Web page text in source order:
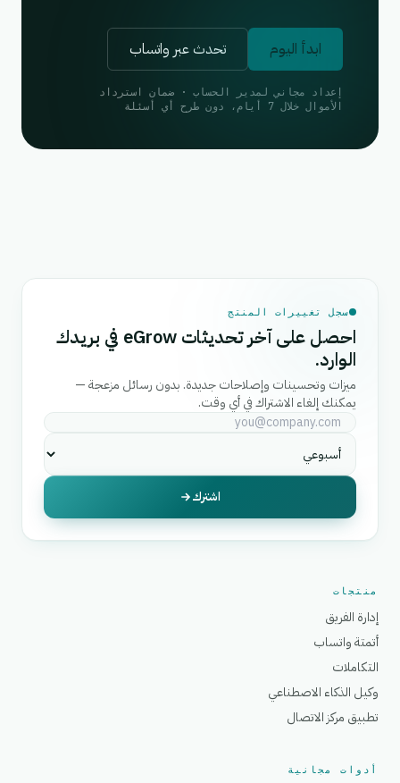
ابدأ اليوم تحدث عبر واتساب
إعداد مجاني لمدير الحساب · ضمان استرداد
الأموال خلال 7 أيام، دون طرح أي أسئلة
سجل تغييرات المنتج
احصل على آخر تحديثات eGrow في بريدك
الوارد.
ميزات وتحسينات وإصلاحات جديدة. بدون رسائل مزعجة —
يمكنك إلغاء الاشتراك في أي وقت.
اشترك
منتجات
إدارة الفريق
أتمتة واتساب
التكاملات
وكيل الذكاء الاصطناعي
تطبيق مركز الاتصال
أدوات مجانية